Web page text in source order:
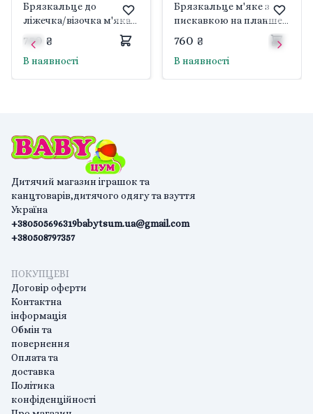
Брязкальце до
ліжечка/візочка м'яка
Pastel Friends бірюза на
планшеті 22*17см
68/065_tur canpol
750 ₴
В наявності
Брязкальце м'яке з
пискавкою на планшеті
12см 68/072_Grey canpol
760 ₴
В наявності
Дитячий магазин іграшок та
канцтоварів,дитячого одягу та взуття
Україна
+380505696319
+380508797357
babytsum.ua@gmail.com
ПОКУПЦЕВІ
Договір оферти
Контактна
інформація
Обмін та
повернення
Оплата та
доставка
Політика
конфіденційності